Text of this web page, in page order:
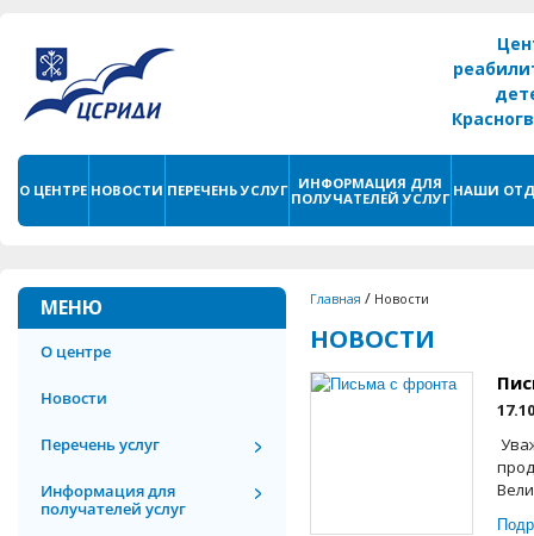
О ЦЕНТРЕ НОВОСТИ ПЕРЕЧЕНЬ УСЛУГ
ИНФОРМАЦИЯ ДЛЯ
ПОЛУЧАТЕЛЕЙ УСЛУГ НАШИ
МЕНЮ
О центре
Новости
Перечень услуг
Информация для
получателей услуг
Главная / Новости
НОВОСТИ